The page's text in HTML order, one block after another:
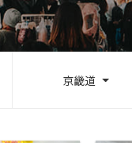
京畿道